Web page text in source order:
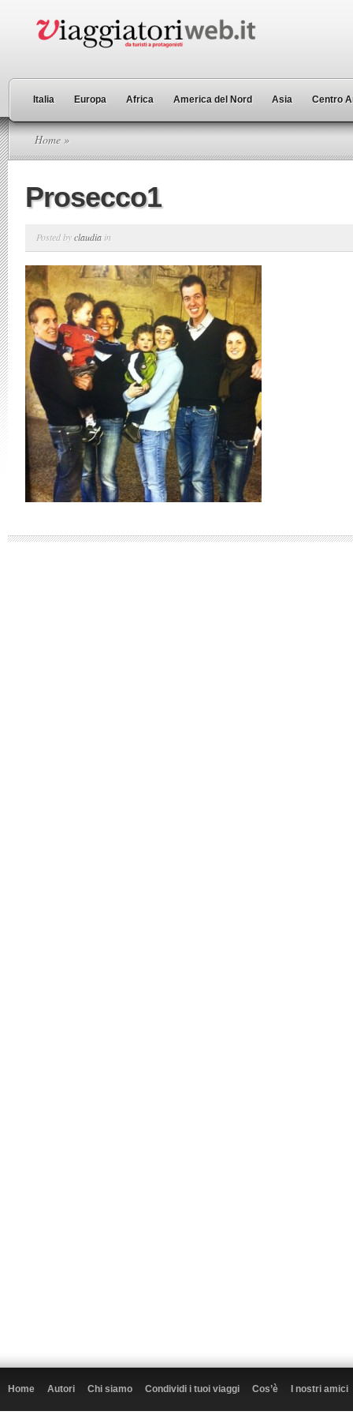
Italia Europa Africa America del Nord Asia Centro
Home »
Prosecco1
Posted byclaudia in
Home Autori Chi siamo Condividi i tuoi viaggi Cos’è I nostri amici